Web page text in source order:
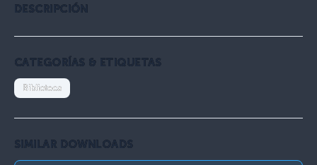
DESCRIPCIÓN
CATEGORÍAS & ETIQUETAS
Biblioteca
SIMILAR DOWNLOADS